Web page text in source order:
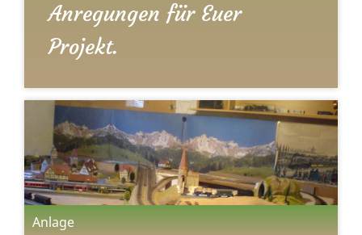
Anregungen für Euer
Projekt.
Anlage